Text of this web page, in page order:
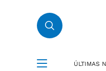
ÚLTIMAS